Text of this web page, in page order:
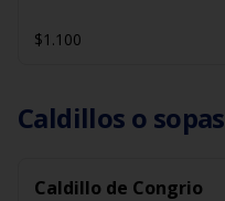
$1.100
Caldillos o sopas
Caldillo de Congrio